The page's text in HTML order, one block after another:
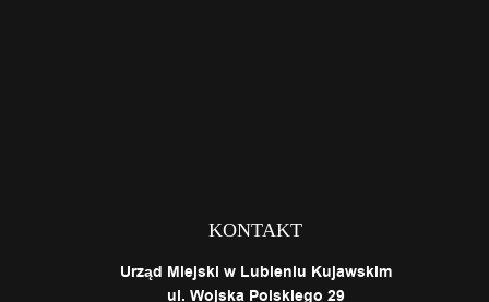
KONTAKT
Urząd Miejski w Lubieniu Kujawskim
ul. Wojska Polskiego 29